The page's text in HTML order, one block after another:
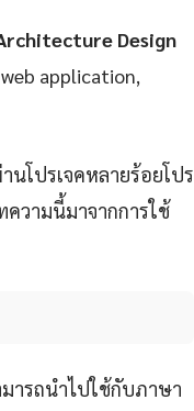
Design
application,
โปรเจคหลายร้อยโปร
วามนี้มาจากการใช้
ารถนำไปใช้กับภาษา